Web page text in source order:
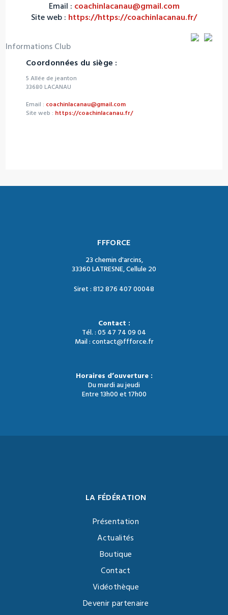
Email : coachinlacanau@gmail.com
Site web : https://https://coachinlacanau.fr/
Informations Club
Coordonnées du siège :
5 Allée de jeanton
33680 LACANAU
Email : coachinlacanau@gmail.com
Site web : https://coachinlacanau.fr/
FFFORCE
23 chemin d'arcins,
33360 LATRESNE, Cellule 20
Siret : 812 876 407 00048
Contact :
Tél. : 05 47 74 09 04
Mail : contact@ffforce.fr
Horaires d’ouverture :
Du mardi au jeudi
Entre 13h00 et 17h00
LA FÉDÉRATION
Présentation
Actualités
Boutique
Contact
Vidéothèque
Devenir partenaire